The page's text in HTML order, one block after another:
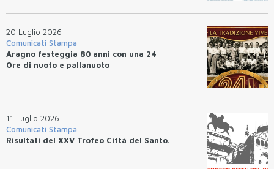
20 Luglio 2026
Comunicati Stampa
Aragno festeggia 80 anni con una 24
Ore di nuoto e pallanuoto
11 Luglio 2026
Comunicati Stampa
Risultati del XXV Trofeo Città del Santo.